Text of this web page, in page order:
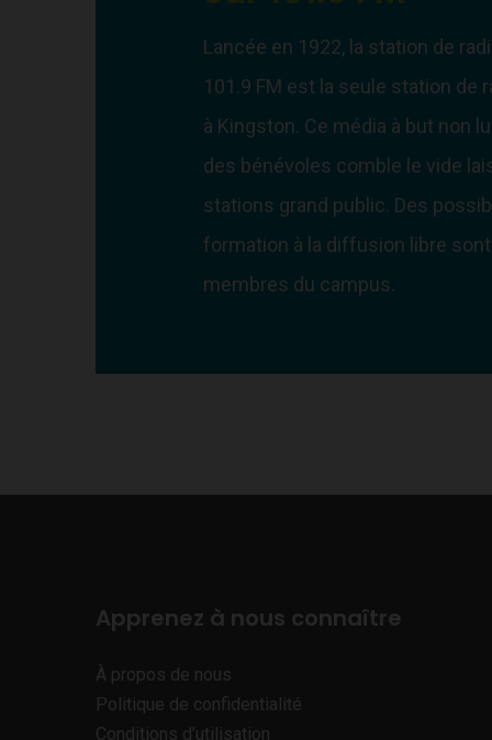
Lancée en 1922, la station de
101.9 FM est la seule station de
à Kingston. Ce média à but non
des bénévoles comble le vide
stations grand public. Des
formation à la diffusion libre
membres du campus.
Apprenez à nous connaître
À propos de nous
Politique de confidentialité
Conditions d’utilisation